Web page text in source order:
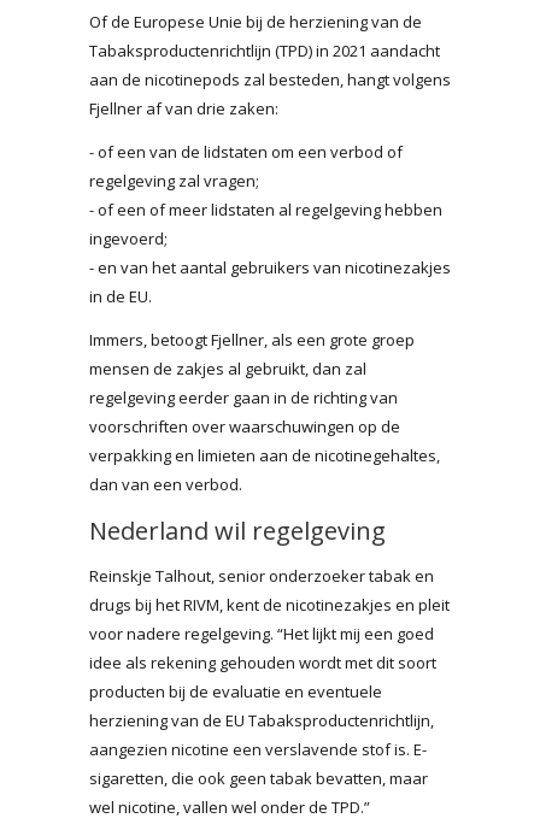
Of de Europese Unie bij de herziening van de
Tabaksproductenrichtlijn (TPD) in 2021 aandacht
aan de nicotinepods zal besteden, hangt volgens
Fjellner af van drie zaken:
- of een van de lidstaten om een verbod of
regelgeving zal vragen;
- of een of meer lidstaten al regelgeving hebben
ingevoerd;
- en van het aantal gebruikers van nicotinezakjes
in de EU.
Immers, betoogt Fjellner, als een grote groep
mensen de zakjes al gebruikt, dan zal
regelgeving eerder gaan in de richting van
voorschriften over waarschuwingen op de
verpakking en limieten aan de nicotinegehaltes,
dan van een verbod.
Nederland wil regelgeving
Reinskje Talhout, senior onderzoeker tabak en
drugs bij het RIVM, kent de nicotinezakjes en pleit
voor nadere regelgeving. “Het lijkt mij een goed
idee als rekening gehouden wordt met dit soort
producten bij de evaluatie en eventuele
herziening van de EU Tabaksproductenrichtlijn,
aangezien nicotine een verslavende stof is. E-
sigaretten, die ook geen tabak bevatten, maar
wel nicotine, vallen wel onder de TPD.”